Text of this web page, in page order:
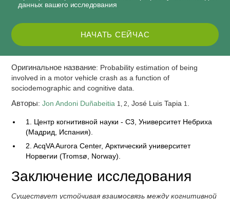
данных вашего исследования
НАЧАТЬ СЕЙЧАС
Оригинальное название: Probability estimation of being
involved in a motor vehicle crash as a function of
sociodemographic and cognitive data.
Авторы:Jon Andoni Duñabeitia 1, 2 , José Luis Tapia 1
1. Центр когнитивной науки - C3, Университет Небриха
(Мадрид, Испания).
2. AcqVA Aurora Center, Арктический университет
Норвегии (Tromsø, Norway).
Заключение исследования
Существует устойчивая взаимосвязь между когнитивной